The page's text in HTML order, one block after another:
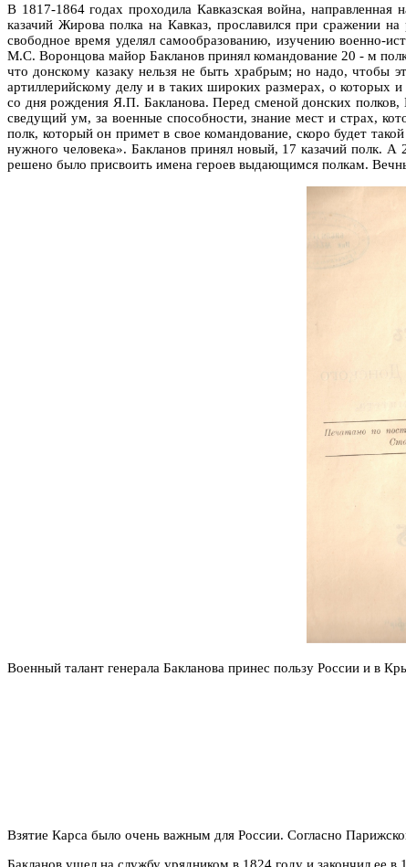
В 1817-1864 годах проходила Кавказская война,
казачий Жирова полка на Кавказ, прославился при сражении
свободное время уделял самообразованию, изучению военно-
М.С. Воронцова майор Бакланов принял командование 20 - м
что донскому казаку нельзя не быть храбрым; но надо, чтобы
артиллерийскому делу и в таких широких размерах, о которых
со дня рождения Я.П. Бакланова. Перед сменой донских
сведущий ум, за военные способности, знание мест и страх,
полк, который он примет в свое командование, скоро будет
нужного человека». Бакланов принял новый, 17 казачий полк.
решено было присвоить имена героев выдающимся полкам.
Военный талант генерала Бакланова принес пользу России и в
Взятие Карса было очень важным для России. Согласно